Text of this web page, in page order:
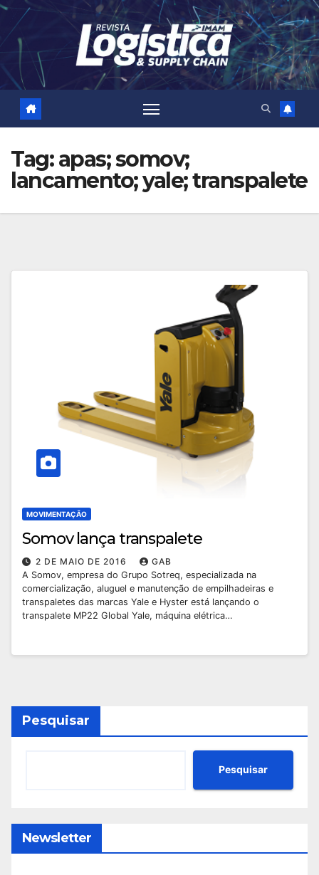
Skip
content
Tag:apas; somov;
lancamento; yale; transpalete
MOVIMENTAÇÃO
Somov lança transpalete
2 DE MAIO DE 2016
GAB
A Somov, empresa do Grupo Sotreq, especializada na
comercialização, aluguel e manutenção de empilhadeiras e
transpaletes das marcas Yale e Hyster está lançando o
transpalete MP22 Global Yale, máquina elétrica…
Pesquisar
Pesquisar
Newsletter